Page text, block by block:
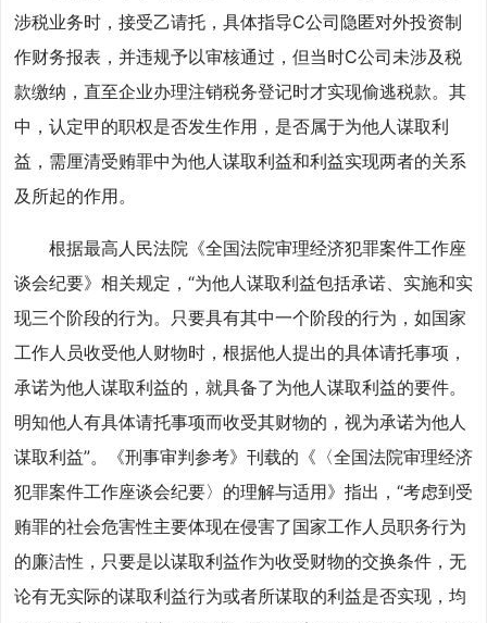
涉税业务时，接受乙请托，具体指导C公司隐匿对外投资制
作财务报表，并违规予以审核通过，但当时C公司未涉及税
款缴纳，直至企业办理注销税务登记时才实现偷逃税款。其
中，认定甲的职权是否发生作用，是否属于为他人谋取利
益，需厘清受贿罪中为他人谋取利益和利益实现两者的关系
及所起的作用。
根据最高人民法院《全国法院审理经济犯罪案件工作座
谈会纪要》相关规定，“为他人谋取利益包括承诺、实施和实
现三个阶段的行为。只要具有其中一个阶段的行为，如国家
工作人员收受他人财物时，根据他人提出的具体请托事项，
承诺为他人谋取利益的，就具备了为他人谋取利益的要件。
明知他人有具体请托事项而收受其财物的，视为承诺为他人
谋取利益”。《刑事审判参考》刊载的《〈全国法院审理经济
犯罪案件工作座谈会纪要〉的理解与适用》指出，“考虑到受
贿罪的社会危害性主要体现在侵害了国家工作人员职务行为
的廉洁性，只要是以谋取利益作为收受财物的交换条件，无
论有无实际的谋取利益行为或者所谋取的利益是否实现，均